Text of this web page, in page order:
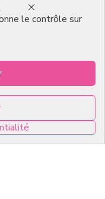
le contrôle sur